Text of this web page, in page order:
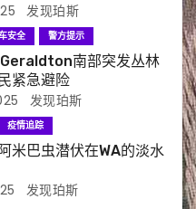
发现珀斯
安全 警方提示
南部突发丛林
紧急避险
发现珀斯
疫情追踪
米巴虫潜伏在WA的淡水
发现珀斯